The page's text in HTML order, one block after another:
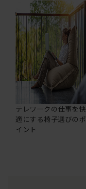
テレワークの仕事を快
適にする椅子選びのポ
イント